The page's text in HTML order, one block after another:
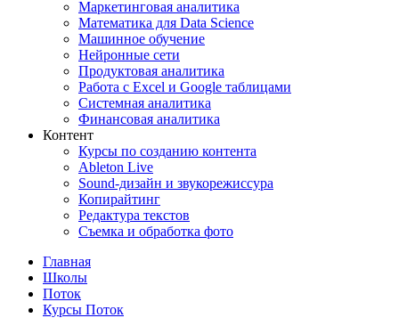
Маркетинговая аналитика
Математика для Data Science
Машинное обучение
Нейронные сети
Продуктовая аналитика
Работа с Excel и Google таблицами
Системная аналитика
Финансовая аналитика
Контент
Курсы по созданию контента
Ableton Live
Sound-дизайн и звукорежиссура
Копирайтинг
Редактура текстов
Съемка и обработка фото
Главная
Школы
Поток
Курсы Поток